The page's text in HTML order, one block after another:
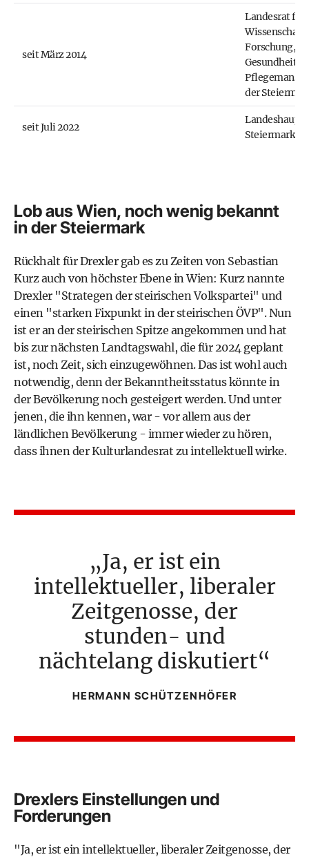
seit März 2014
Landesrat für
Wissenschaft,
Forschung,
Gesundheit
der
seit Juli 2022
Steiermark
Lob aus Wien, noch wenig bekannt
in der Steiermark
Rückhalt für Drexler gab es zu Zeiten von Sebastian
Kurzauch von höchster Ebene in Wien: Kurz nannte
Drexler "Strategen der steirischen Volkspartei" und
einen "starken Fixpunkt in der steirischen ÖVP". Nun
ist er an der steirischen Spitze angekommen und hat
bis zur nächsten Landtagswahl, die für 2024 geplant
ist, noch Zeit, sich einzugewöhnen. Das ist wohl auch
notwendig, denn der Bekanntheitsstatus könnte in
der Bevölkerung noch gesteigert werden. Und unter
jenen, die ihn kennen, war - vor allem aus der
ländlichen Bevölkerung - immer wieder zu hören,
dass ihnen der Kulturlandesrat zu intellektuell wirke.
Ja, er ist ein
intellektueller, liberaler
Zeitgenosse, der
stunden- und
nächtelang diskutiert
HERMANN SCHÜTZENHÖFER
Drexlers Einstellungen und
Forderungen
"Ja, er ist ein intellektueller, liberaler Zeitgenosse, der